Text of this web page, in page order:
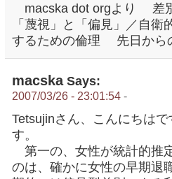
macska dot orgより 差
「蔑視」と「偏見」／自
するための倫理 先日から
macskaSays:
2007/03/26 - 23:01:54 -
Tetsujinさん、こんにちは
す。
第一の、女性が統計的推
のは、確かに女性の早期退